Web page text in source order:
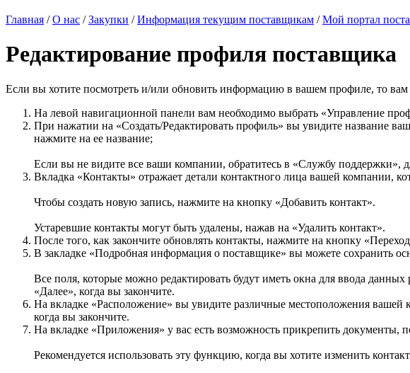
Главная /О нас /Закупки /Информация текущим поставщикам /Мой портал
Редактирование профиля поставщика
Если вы хотите посмотреть и/или обновить информацию в вашем профиле, то вам
На левой навигационной панели вам необходимо выбрать «Управление
При нажатии на «Создать/Редактировать профиль» вы увидите название
нажмите на ее название;
Если вы не видите все ваши компании, обратитесь в «Службу поддержки»,
Вкладка «Контакты» отражает детали контактного лица вашей компании,
Чтобы создать новую запись, нажмите на кнопку «Добавить контакт».
Устаревшие контакты могут быть удалены, нажав на «Удалить контакт».
После того, как закончите обновлять контакты, нажмите на кнопку
В закладке «Подробная информация о поставщике» вы можете сохранить
Все поля, которые можно редактировать будут иметь окна для ввода
«Далее», когда вы закончите.
На вкладке «Расположение» вы увидите различные местоположения
когда вы закончите.
На вкладке «Приложения» у вас есть возможность прикрепить
Рекомендуется использовать эту функцию, когда вы хотите изменить